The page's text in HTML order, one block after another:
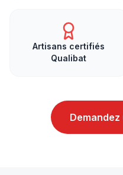
Artisans certifiés
Qualibat